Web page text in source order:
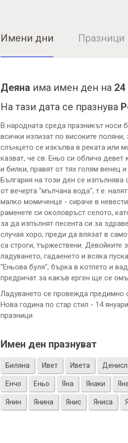
Имени дни Празници
Деяна има имен ден на 24
На тази дата се празнува
В народната среда празникът носи
всички излизат по високите
слънцето се изкъпва в реката или
казват, че св. Еньо си облича
и билки, правят от тях голям
България на този ден се изпълнява
от вечерта "мълчана вода", т.е.
малко момиченце - сираче в
раменете си околовръст селото,
за да изпълнят песента си за
случая хоро, преди да влязат в
са строги, тържествени.
ладуването, гадаенето и всяка
"Еньова буля", бърка в котлето и
предричат за какъв ерген ще се
Ладуването се провежда предимно
Нова година по стар стил - 14
празници.
Имен ден празнуват
Биляна Ивет Ивета
Енчо Еньо Яна Янаки
Янин Янина Янис Яниса